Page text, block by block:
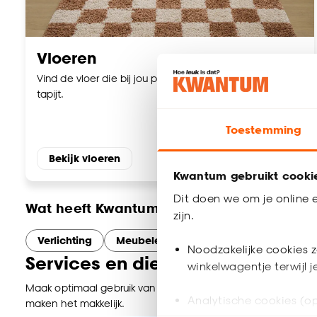
Toestemming
Kwantum gebruikt
Dit doen we om je online
zijn.
Noodzakelijke cookies
winkelwagentje terwijl
Analytische cookies
Vloeren
Vind de vloer die bij jou past. Laminaat, PVC, vinyl en
tapijt.
Bekijk vloeren
Wat heeft Kwantum St-Joris Winge nog
Verlichting Meubelen
Services en diensten bij
Maak optimaal gebruik van onze services in St-Joris
maken het makkelijk.